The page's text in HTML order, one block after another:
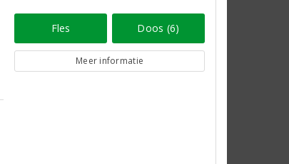
Fles Doos (6)
Meer informatie